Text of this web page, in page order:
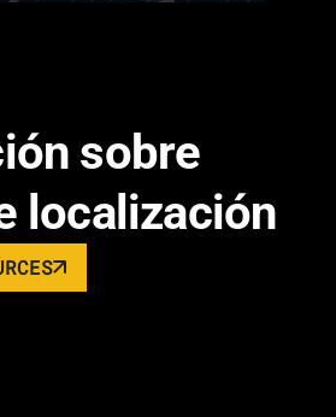
sobre
localización